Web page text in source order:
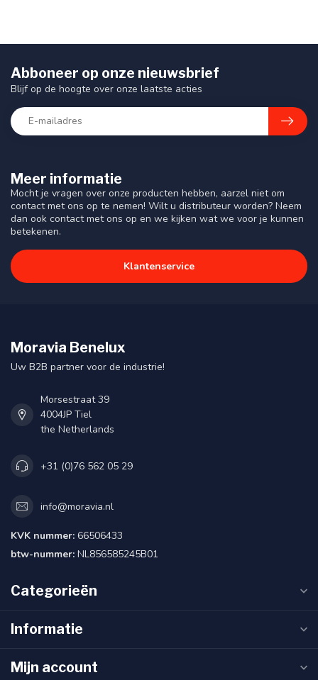
Meer informatie
Mocht je vragen over onze producten hebben, aarzel niet om
contact met ons op te nemen! Wilt u distributeur worden? Neem
dan ook contact met ons op en we kijken wat we voor je kunnen
betekenen.
Klantenservice
Abboneer op onze nieuwsbrief
Blijf op de hoogte over onze laatste acties
Moravia Benelux
Uw B2B partner voor de industrie!
Morsestraat 39
4004JP Tiel
the Netherlands
+31 (0)76 562 05 29
info@moravia.nl
KVK nummer: 66506433
btw-nummer: NL856585245B01
Categorieën
Informatie
Mijn account